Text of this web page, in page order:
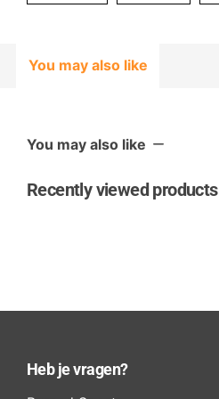
You may also like
You may also like
Recently viewed products
Heb je vragen?